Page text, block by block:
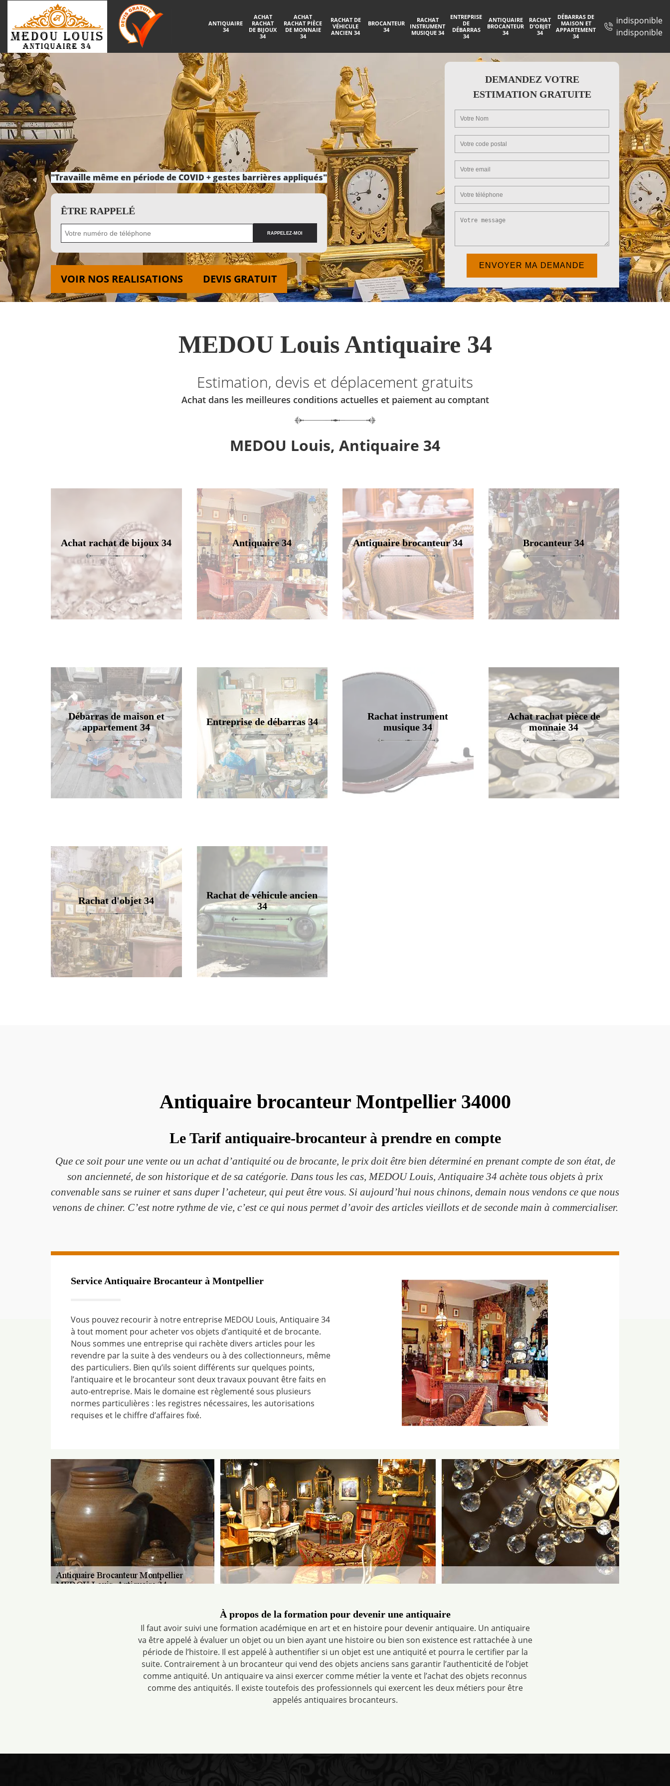
ANTIQUAIRE
34
ACHAT
RACHAT
DE BIJOUX
34
ACHAT
RACHAT PIÈCE
DE MONNAIE
34
RACHAT DE
VÉHICULE
ANCIEN 34
BROCANTEUR
34
RACHAT
INSTRUMENT
MUSIQUE 34
ENTREPRISE
DE
DÉBARRAS
34
ANTIQUAIRE
BROCANTEUR
34
RACHAT
D'OBJET
34
DÉBARRAS DE
MAISON ET
APPARTEMENT
34
indisponible
indisponible
"Travaille même en période de COVID + gestes barrières appliqués"
ÊTRE RAPPELÉ
VOIR NOS REALISATIONS DEVIS GRATUIT
DEMANDEZ VOTRE
ESTIMATION GRATUITE
MEDOU Louis Antiquaire 34
Estimation, devis et déplacement gratuits
Achat dans les meilleures conditions actuelles et paiement au comptant
MEDOU Louis, Antiquaire 34
Achat rachat de bijoux 34 Antiquaire 34 Antiquaire brocanteur 34 Brocanteur 34
Débarras de maison et
appartement 34
Entreprise de débarras 34
Rachat instrument
musique 34
Achat rachat pièce de
monnaie 34
Rachat d'objet 34
Rachat de véhicule ancien
34
Antiquaire brocanteur Montpellier 34000
Le Tarif antiquaire-brocanteur à prendre en compte
Que ce soit pour une vente ou un achat d’antiquité ou de brocante, le prix doit être bien déterminé en prenant compte de son état, de
son ancienneté, de son historique et de sa catégorie. Dans tous les cas, MEDOU Louis, Antiquaire 34 achète tous objets à prix
convenable sans se ruiner et sans duper l’acheteur, qui peut être vous. Si aujourd’hui nous chinons, demain nous vendons ce que nous
venons de chiner. C’est notre rythme de vie, c’est ce qui nous permet d’avoir des articles vieillots et de seconde main à commercialiser.
Service Antiquaire Brocanteur à Montpellier
Vous pouvez recourir à notre entreprise MEDOU Louis, Antiquaire 34
à tout moment pour acheter vos objets d’antiquité et de brocante.
Nous sommes une entreprise qui rachète divers articles pour les
revendre par la suite à des vendeurs ou à des collectionneurs, même
des particuliers. Bien qu’ils soient différents sur quelques points,
l’antiquaire et le brocanteur sont deux travaux pouvant être faits en
auto-entreprise. Mais le domaine est règlementé sous plusieurs
normes particulières : les registres nécessaires, les autorisations
requises et le chiffre d’affaires fixé.
À propos de la formation pour devenir une antiquaire
Il faut avoir suivi une formation académique en art et en histoire pour devenir antiquaire. Un antiquaire
va être appelé à évaluer un objet ou un bien ayant une histoire ou bien son existence est rattachée à une
période de l’histoire. Il est appelé à authentifier si un objet est une antiquité et pourra le certifier par la
suite. Contrairement à un brocanteur qui vend des objets anciens sans garantir l’authenticité de l’objet
comme antiquité. Un antiquaire va ainsi exercer comme métier la vente et l’achat des objets reconnus
comme des antiquités. Il existe toutefois des professionnels qui exercent les deux métiers pour être
appelés antiquaires brocanteurs.